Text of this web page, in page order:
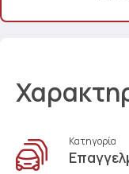
Κατηγορία